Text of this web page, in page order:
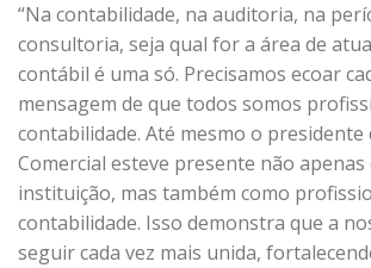
“Na contabilidade, na auditoria, na
consultoria, seja qual for a área de
contábil é uma só. Precisamos ecoar
mensagem de que todos somos
contabilidade. Até mesmo o presidente
Comercial esteve presente não
instituição, mas também como
contabilidade. Isso demonstra que a
seguir cada vez mais unida,